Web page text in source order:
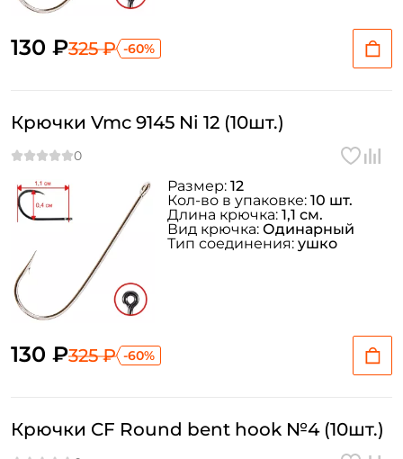
130 ₽325 ₽ -60%
Крючки Vmc 9145 Ni 12 (10шт.)
130 ₽325 ₽ -60%
Размер: 12
Кол-во в упаковке: 10 шт.
Длина крючка: 1,1 см.
Вид крючка: Одинарный
Тип соединения: ушко
Крючки CF Round bent hook №4 (10шт.)